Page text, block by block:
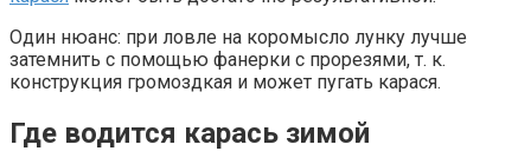
Один нюанс: при ловле на коромысло лунку лучше
затемнить с помощью фанерки с прорезями, т. к.
конструкция громоздкая и может пугать карася.
Где водится карась зимой